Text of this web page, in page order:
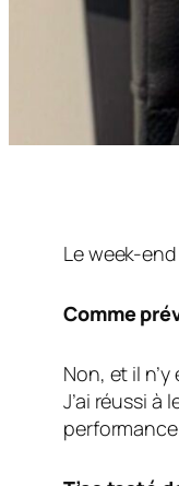
Le week-
Comme
Non, et il
J’ai réussi à